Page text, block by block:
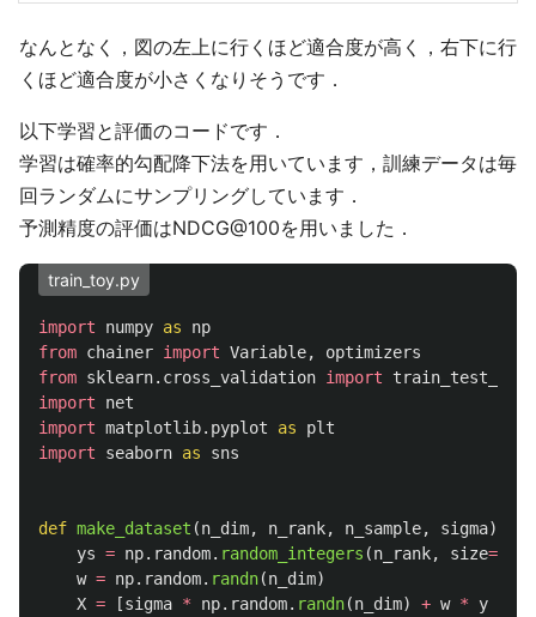
なんとなく，図の左上に行くほど適合度が高く，右下に行
くほど適合度が小さくなりそうです．
以下学習と評価のコードです．
学習は確率的勾配降下法を用いています，訓練データは毎
回ランダムにサンプリングしています．
予測精度の評価はNDCG@100を用いました．
train_toy.py
import numpy as
np
from chainer import Variable,
optimizers
from sklearn.cross_validation import
import
net
import matplotlib.pyplot as
plt
import
seaborn as sns
def make_dataset (n_dim, n_rank, n_sample, sigma):
ys = np. random. random_integers (n_rank, size=
w = np. random. randn(n_dim)
X = [sigma * np. random. randn(n_dim) + w * y